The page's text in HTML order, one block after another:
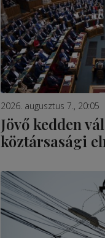
2026. augusztus 7., 20:05
Jövő kedden
köztársasági